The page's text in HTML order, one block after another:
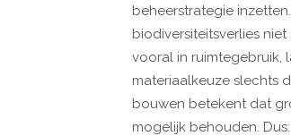
beheerstrategie
biodiversiteitsverlies
vooral in ruimtegebruik,
materiaalkeuze slechts
bouwen betekent dat
mogelijk behouden.